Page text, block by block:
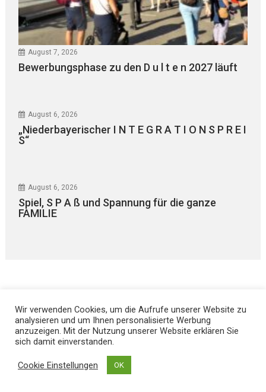
August 7, 2026
Bewerbungsphase zu den D u l t e n 2027 läuft
August 6, 2026
„Niederbayerischer I N T E G R A T I O N S P R E I
S“
August 6, 2026
Spiel, S P A ß und Spannung für die ganze
FAMILIE
Kontakt
Hans Joachim Lodermeier
Herausgeber & Chefredakteur
Wir verwenden Cookies, um die Aufrufe unserer Website zu
analysieren und um Ihnen personalisierte Werbung
anzuzeigen. Mit der Nutzung unserer Website erklären Sie
sich damit einverstanden.
Cookie Einstellungen OK